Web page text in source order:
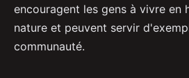
encouragent les gens à vivre en
nature et peuvent servir
communauté.